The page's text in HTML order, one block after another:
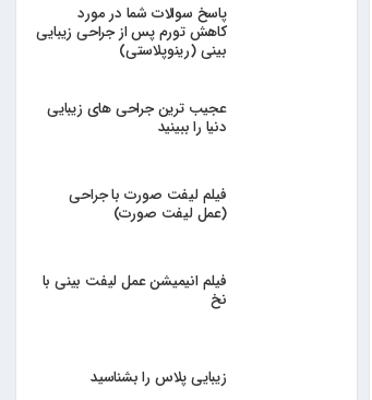
پاسخ سوالات شما در مورد
کاهش تورم پس از جراحی زیبایی
بینی (رینوپلاستی)
عجیب ترین جراحی های زیبایی
دنیا را ببینید
فیلم لیفت صورت با جراحی
(عمل لیفت صورت)
فیلم انیمیشن عمل لیفت بینی با
نخ
زیبایی پلاس را بشناسید